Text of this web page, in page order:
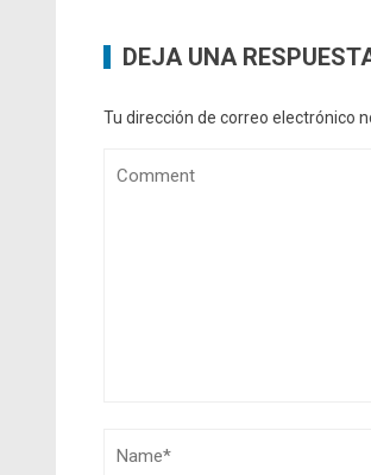
DEJA UNA
Tu dirección de correo electrónico